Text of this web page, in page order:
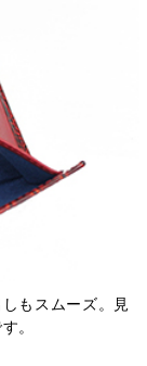
もスムーズ。見
。